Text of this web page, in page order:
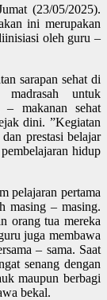
(23/05/2025).
ini merupakan
oleh guru –
sarapan sehat di
untuk
– makanan sehat
dini. ”Kegiatan
prestasi belajar
hidup
pelajaran pertama
masing – masing.
orang tua mereka
juga membawa
– sama. Saat
senang dengan
maupun berbagi
bekal.